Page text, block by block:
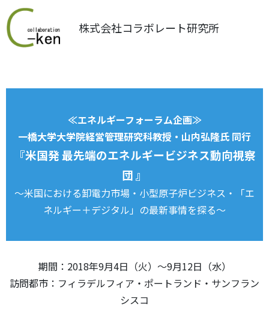
株式会社コラボレート研究所
≪エネルギーフォーラム企画≫
一橋大学大学院経営管理研究科教授・山内弘隆氏 同行
『米国発 最先端のエネルギービジネス動向視察
団 』
～米国における卸電力市場・小型原子炉ビジネス・「エ
ネルギー＋デジタル」の最新事情を探る～
期間：2018年9月4日（火）～9月12日（水）
訪問都市：フィラデルフィア・ポートランド・サンフラン
シスコ